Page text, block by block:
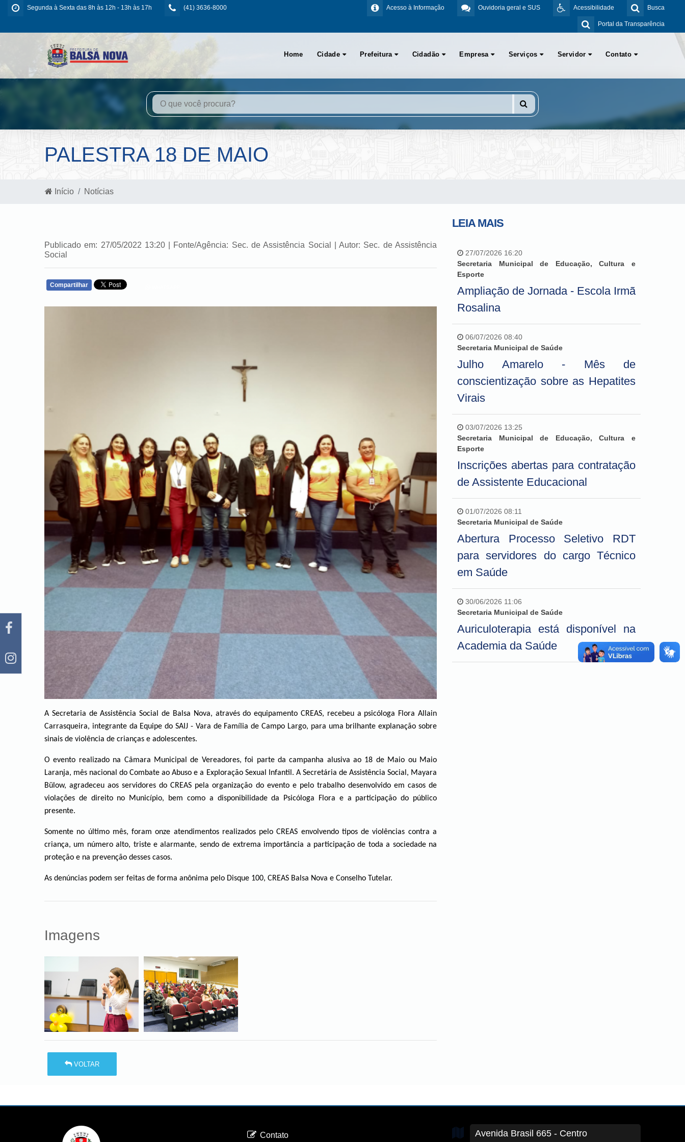
Segunda à Sexta das 8h às 12h - 13h às 17h (41) 3636-8000 Busca
Acessibilidade
Ouvidoria geral e SUS
Acesso à Informação
Portal da Transparência
Home Cidade Prefeitura Cidadão Empresa Serviços Servidor Contato
PALESTRA 18 DE MAIO
Início Notícias
Publicado em: 27/05/2022 13:20 | Fonte/Agência: Sec. de Assistência Social | Autor: Sec. de Assistência
Social
Compartilhar
A Secretaria de Assistência Social de Balsa Nova, através do equipamento CREAS, recebeu a psicóloga Flora Allain
Carrasqueira, integrante da Equipe do SAIJ - Vara de Família de Campo Largo, para uma brilhante explanação sobre
sinais de violência de crianças e adolescentes.
O evento realizado na Câmara Municipal de Vereadores, foi parte da campanha alusiva ao 18 de Maio ou Maio
Laranja, mês nacional do Combate ao Abuso e a Exploração Sexual Infantil. A Secretária de Assistência Social, Mayara
Bülow, agradeceu aos servidores do CREAS pela organização do evento e pelo trabalho desenvolvido em casos de
violações de direito no Município, bem como a disponibilidade da Psicóloga Flora e a participação do público
presente.
Somente no último mês, foram onze atendimentos realizados pelo CREAS envolvendo tipos de violências contra a
criança, um número alto, triste e alarmante, sendo de extrema importância a participação de toda a sociedade na
proteção e na prevenção desses casos.
As denúncias podem ser feitas de forma anônima pelo Disque 100, CREAS Balsa Nova e Conselho Tutelar.
Imagens
VOLTAR
LEIA MAIS
27/07/2026 16:20
Secretaria Municipal de Educação, Cultura e
Esporte
Ampliação de Jornada - Escola Irmã
Rosalina
06/07/2026 08:40
Secretaria Municipal de Saúde
Julho Amarelo - Mês de
conscientização sobre as Hepatites
Virais
03/07/2026 13:25
Secretaria Municipal de Educação, Cultura e
Esporte
Inscrições abertas para contratação
de Assistente Educacional
01/07/2026 08:11
Secretaria Municipal de Saúde
Abertura Processo Seletivo RDT
para servidores do cargo Técnico
em Saúde
30/06/2026 11:06
Secretaria Municipal de Saúde
Auriculoterapia está disponível na
Academia da Saúde
Contato Avenida Brasil 665 - Centro